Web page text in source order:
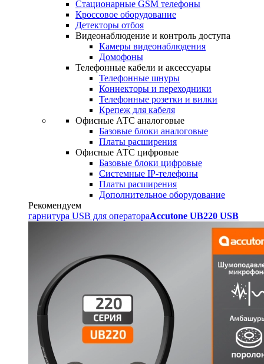
Стационарные GSM телефоны
Кроссовое оборудование
Детекторы отбоя
Видеонаблюдение и контроль доступа
Камеры видеонаблюдения
Домофоны
Телефонные кабели и аксессуары
Телефонные шнуры
Коннекторы и переходники
Телефонные розетки и вилки
Крепеж для кабеля
Офисные АТС аналоговые
Базовые блоки аналоговые
Платы расширения
Офисные АТС цифровые
Базовые блоки цифровые
Системные IP-телефоны
Платы расширения
Дополнительное оборудование
Рекомендуем
гарнитура USB для оператораAccutone UB220 USB